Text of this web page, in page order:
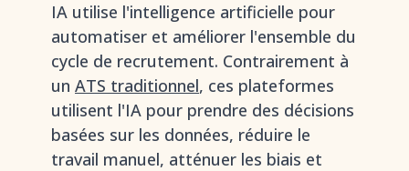
IA utilise l'intelligence artificielle pour
automatiser et améliorer l'ensemble du
cycle de recrutement. Contrairement à
un ATS traditionnel, ces plateformes
utilisent l'IA pour prendre des décisions
basées sur les données, réduire le
travail manuel, atténuer les biais et